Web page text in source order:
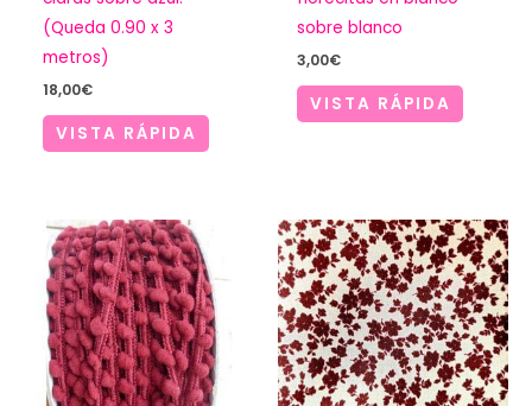
(Queda 0.90 x 3
metros)
18,00€
VISTA RÁPIDA
sobre blanco
3,00€
VISTA RÁPIDA